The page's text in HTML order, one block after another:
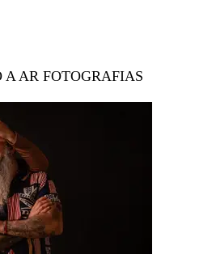
AR FOTOGRAFIAS